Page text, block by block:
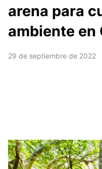
arena para
ambiente en
29 de septiembre de 2022